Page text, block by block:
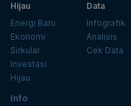
Hijau
Energi Baru
Ekonomi
Sirkular
Investasi
Hijau
Data
Infografik
Analisis
Cek Data
Info